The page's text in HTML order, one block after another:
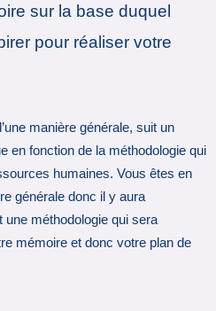
sur la base duquel
pour réaliser votre
manière générale, suit un
en fonction de la méthodologie qui
humaines. Vous êtes en
générale donc il y aura
méthodologie qui sera
mémoire et donc votre plan de